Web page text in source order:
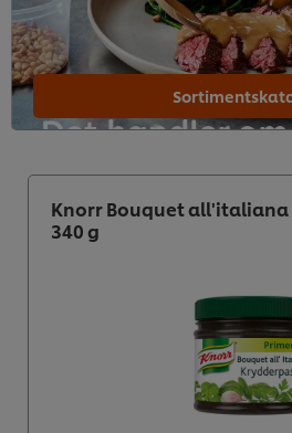
Knorr Bouquet
340 g